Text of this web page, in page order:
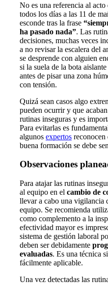
No es una referencia al
todos los días a las 11 de
esconde tras la frase
ha pasado nada”. Las
decisiones, muchas veces
a no revisar la escalera del
se desprende con alguien
si la suela de la bota
antes de pisar una zona
con tensión.
Quizá sean casos algo
pueden ocurrir y que
rutinas inseguras y es
Para evitarlas es
algunos expertos reconocen
buena formación se debe
Observaciones
Para atajar las rutinas
al equipo en el cambio de
llevar a cabo una vigilancia
equipo. Se recomienda
como complemento a la
efectividad mayor es
sistema de gestión laboral
deben ser debidamente
evaluadas. Es una técnica
fácilmente aplicable.
Una vez detectadas las